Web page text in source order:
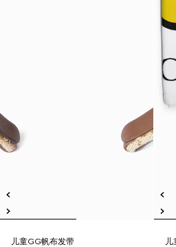
儿童GG帆布发带
儿